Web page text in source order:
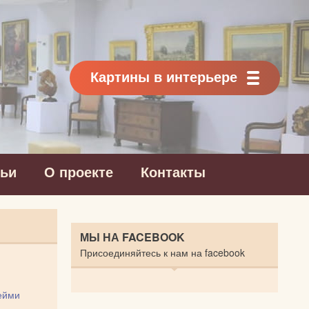
Картины в интерьере
О проекте Контакты
МЫ НА FACEBOOK
Присоединяйтесь к нам на facebook